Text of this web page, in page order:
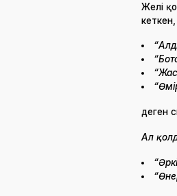
Желі
деген
Ал